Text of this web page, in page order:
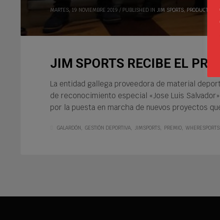
MARTES, 19 NOVIEMBRE 2019 / PUBLISHED IN JIM SPORTS, PRODUCTOS
JIM SPORTS RECIBE EL
La entidad gallega proveedora de material
de reconocimiento especial «Jose Luis
por la puesta en marcha de nuevos proyectos
GALARDÓN GESTIÓN DEPORTIVA JIMSPORTS PREMIO